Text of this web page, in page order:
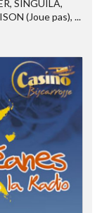
SINGUILA,
(Joue pas), ...